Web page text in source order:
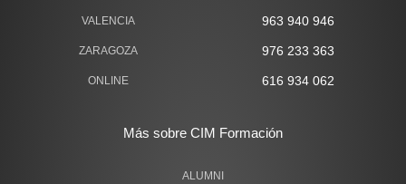
Más sobre CIM Formación
ALUMNI
VALENCIA 963 940 946
ZARAGOZA 976 233 363
ONLINE 616 934 062